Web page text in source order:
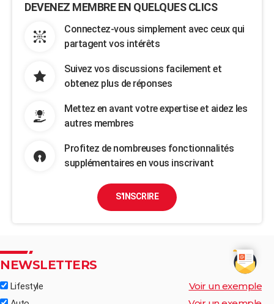
DEVENEZ MEMBRE EN QUELQUES CLICS
Connectez-vous simplement avec ceux qui
partagent vos intérêts
Suivez vos discussions facilement et
obtenez plus de réponses
Mettez en avant votre expertise et aidez les
autres membres
Profitez de nombreuses fonctionnalités
supplémentaires en vous inscrivant
S'INSCRIRE
NEWSLETTERS
Lifestyle Voir un exemple